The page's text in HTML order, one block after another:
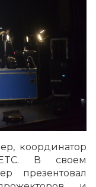
координатор
В своем
презентовал